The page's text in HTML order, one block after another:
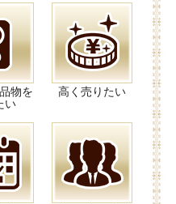
物を
い
高く売りたい